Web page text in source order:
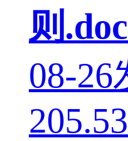
则
08-26